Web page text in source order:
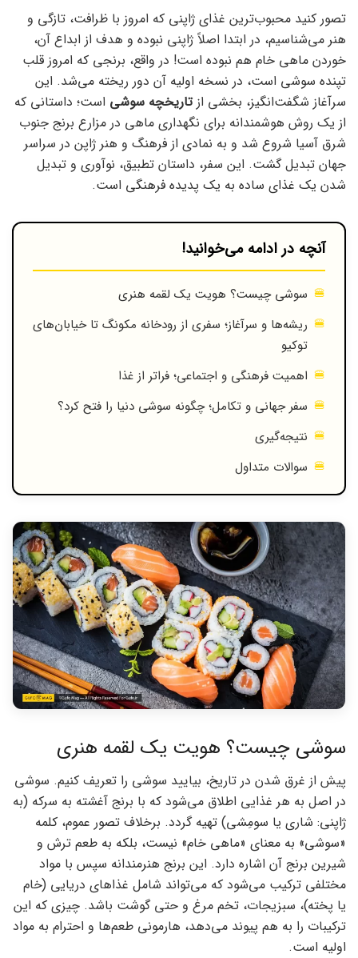
تصور کنید محبوب‌ترین غذای ژاپنی که امروز با ظرافت، تازگی و
هنر می‌شناسیم، در ابتدا اصلاً ژاپنی نبوده و هدف از ابداع آن،
خوردن ماهی خام هم نبوده است! در واقع، برنجی که امروز قلب
تپنده سوشی است، در نسخه اولیه آن دور ریخته می‌شد. این
سرآغاز شگفت‌انگیز، بخشی ازتاریخچه سوشی است؛ داستانی که
از یک روش هوشمندانه برای نگهداری ماهی در مزارع برنج جنوب
شرق آسیا شروع شد و به نمادی از فرهنگ و هنر ژاپن در سراسر
جهان تبدیل گشت. این سفر، داستان تطبیق، نوآوری و تبدیل
شدن یک غذای ساده به یک پدیده فرهنگی است.
آنچه در ادامه می‌خوانید!
سوشی چیست؟ هویت یک لقمه هنری
ریشه‌ها و سرآغاز؛ سفری از رودخانه مکونگ تا خیابان‌های
توکیو
اهمیت فرهنگی و اجتماعی؛ فراتر از غذا
سفر جهانی و تکامل؛ چگونه سوشی دنیا را فتح کرد؟
نتیجه‌گیری
سوالات متداول
سوشی چیست؟ هویت یک لقمه هنری
پیش از غرق شدن در تاریخ، بیایید سوشی را تعریف کنیم. سوشی
در اصل به هر غذایی اطلاق می‌شود که با برنج آغشته به سرکه (به
ژاپنی: شاری یا سومِشی) تهیه گردد. برخلاف تصور عموم، کلمه
«سوشی» به معنای «ماهی خام» نیست، بلکه به طعم ترش و
شیرین برنج آن اشاره دارد. این برنج هنرمندانه سپس با مواد
مختلفی ترکیب می‌شود که می‌تواند شامل غذاهای دریایی (خام
یا پخته)، سبزیجات، تخم مرغ و حتی گوشت باشد. چیزی که این
ترکیبات را به هم پیوند می‌دهد، هارمونی طعم‌ها و احترام به مواد
اولیه است.